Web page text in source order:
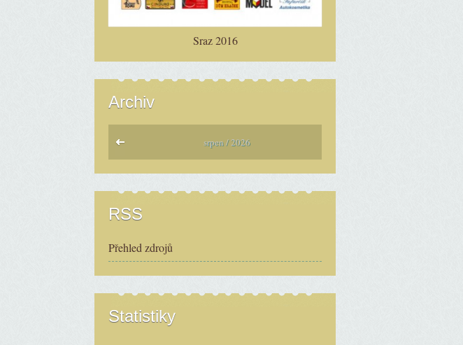
Sraz 2016
Archiv
srpen / 2026
RSS
Přehled zdrojů
Statistiky